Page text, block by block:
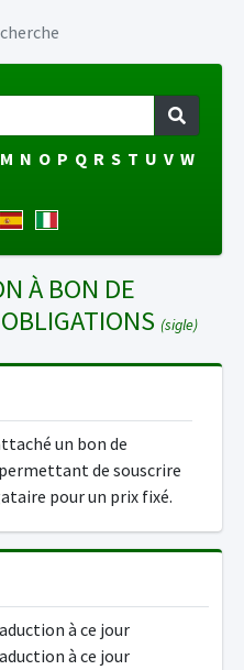
M N O P Q R S T U V W
À BON DE
(sigle)
un bon de
de souscrire
pour un prix fixé.
à ce jour
à ce jour